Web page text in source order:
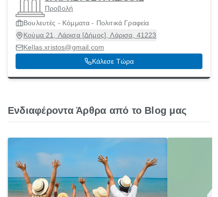
Προβολή
Βουλευτές - Κόμματα - Πολιτικά Γραφεία
Κούμα 21, Λάρισα [Δήμος], Λάρισα, 41223
Kellas.xristos@gmail.com
Κάλεσε Τώρα
Ενδιαφέροντα Άρθρα από το Blog μας